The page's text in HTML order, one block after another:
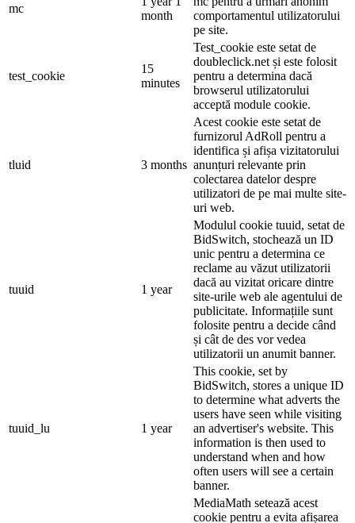
mc
month
comportamentul utilizatorului
pe site.
test_cookie
15
minutes
Test_cookie este setat de
doubleclick.net și este folosit
pentru a determina dacă
browserul utilizatorului
acceptă module cookie.
tluid 3 months
Acest cookie este setat de
furnizorul AdRoll pentru a
identifica și afișa vizitatorului
anunțuri relevante prin
colectarea datelor despre
utilizatori de pe mai multe site-
uri web.
tuuid 1 year
Modulul cookie tuuid, setat de
BidSwitch, stochează un ID
unic pentru a determina ce
reclame au văzut utilizatorii
dacă au vizitat oricare dintre
site-urile web ale agentului de
publicitate. Informațiile sunt
folosite pentru a decide când
și cât de des vor vedea
utilizatorii un anumit banner.
tuuid_lu 1 year
This cookie, set by
BidSwitch, stores a unique ID
to determine what adverts the
users have seen while visiting
an advertiser's website. This
information is then used to
understand when and how
often users will see a certain
banner.
MediaMath setează acest
cookie pentru a evita afișarea